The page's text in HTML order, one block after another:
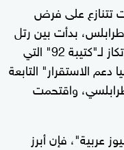
تتنازع على فرض
بدأت بين رتل
لميليشيا يتزعمها عماد الطرابلسي، وارتكاز لـ"كتيبة 92" التي
الاستقرار" التابعة
واقتحمت
فإن أبرز